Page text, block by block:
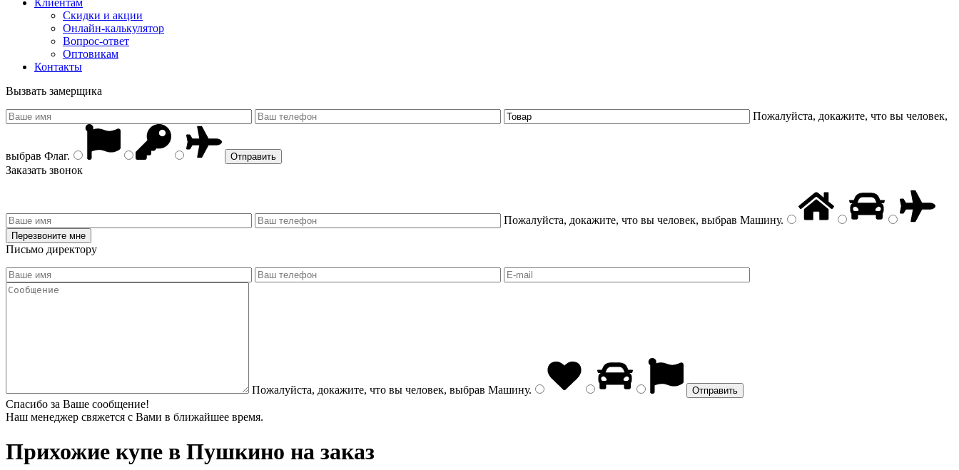
Скидки и акции
Онлайн-калькулятор
Вопрос-ответ
Оптовикам
Контакты
Вызвать замерщика
Пожалуйста, докажите, что вы человек,
выбрав Флаг.
Заказать звонок
Пожалуйста, докажите, что вы человек, выбрав Машину.
Письмо директору
Пожалуйста, докажите, что вы человек, выбрав Машину.
Спасибо за Ваше сообщение!
Наш менеджер свяжется с Вами в ближайшее время.
Прихожие купе в Пушкино на заказ